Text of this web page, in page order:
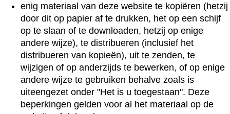
enig materiaal van deze website te kopiëren (hetzij
door dit op papier af te drukken, het op een schijf
op te slaan of te downloaden, hetzij op enige
andere wijze), te distribueren (inclusief het
distribueren van kopieën), uit te zenden, te
wijzigen of op anderzijds te bewerken, of op enige
andere wijze te gebruiken behalve zoals is
uiteengezet onder "Het is u toegestaan". Deze
beperkingen gelden voor al het materiaal op de